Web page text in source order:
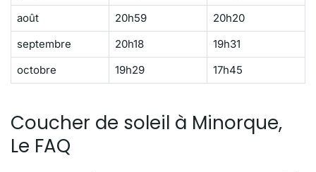
août
20h59
20h20
septembre
20h18
19h31
octobre
19h29 17h45
Coucher de soleil à Minorque,
Le FAQ